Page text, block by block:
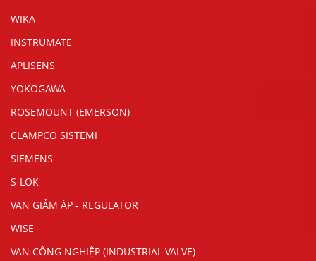
WIKA
INSTRUMATE
APLISENS
YOKOGAWA
ROSEMOUNT (EMERSON)
CLAMPCO SISTEMI
SIEMENS
S-LOK
VAN GIẢM ÁP - REGULATOR
WISE
VAN CÔNG NGHIỆP (INDUSTRIAL VALVE)